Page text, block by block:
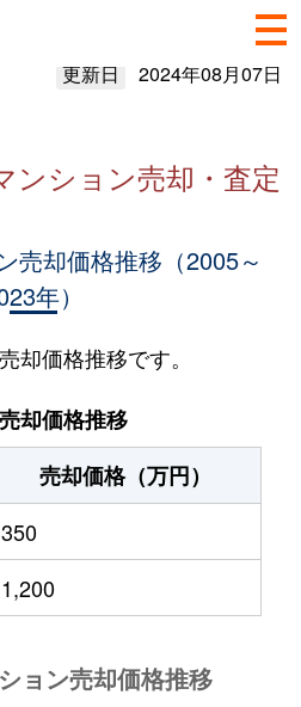
更新日 2024年08月07日
ンション売却・査定
売却価格推移（2005～
年）
却価格推移です。
却価格推移
売却価格（万円）
350
1,200